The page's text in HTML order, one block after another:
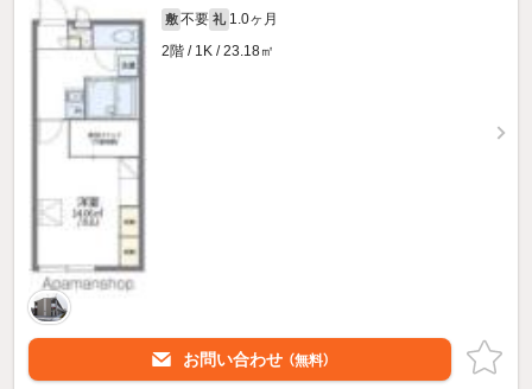
敷 不要 礼 1.0ヶ月
2階 / 1K / 23.18㎡
お問い合わせ （無料）